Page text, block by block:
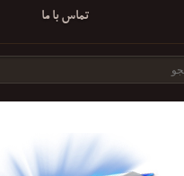
تماس با ما